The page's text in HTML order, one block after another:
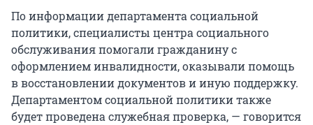
По информации департамента социальной
политики, специалисты центра социального
обслуживания помогали гражданину с
оформлением инвалидности, оказывали помощь
в восстановлении документов и иную поддержку.
Департаментом социальной политики также
будет проведена служебная проверка, — говорится